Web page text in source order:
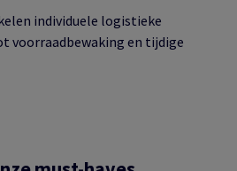
individuele logistieke
voorraadbewaking en tijdige